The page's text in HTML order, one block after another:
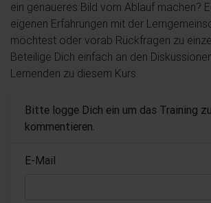
ein genaueres Bild vom Ablauf machen?
eigenen Erfahrungen mit der
möchtest oder vorab Rückfragen zu
Beteilige Dich einfach an den
Lernenden zu diesem Kurs.
Bitte logge Dich ein um das Training zu
kommentieren.
E-Mail